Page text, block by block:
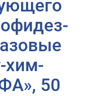
хим-
50